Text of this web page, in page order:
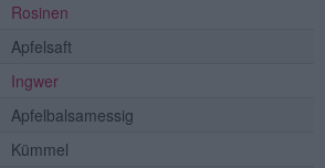
Rosinen
Apfelsaft
Ingwer
Apfelbalsamessig
Kümmel